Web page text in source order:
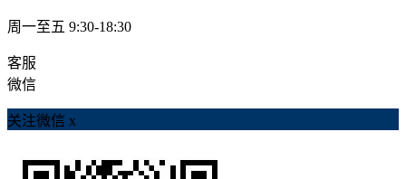
周一至五 9:30-18:30
客服
微信
关注微信 x